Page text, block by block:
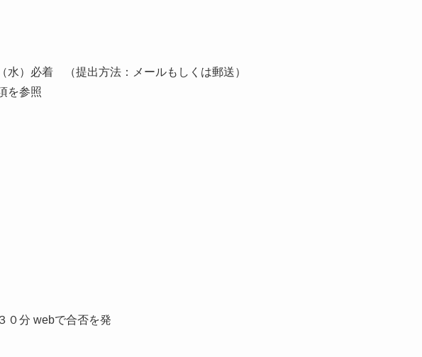
水）必着 （提出方法：メールもしくは郵送）
を参照
０分 webで合否を発